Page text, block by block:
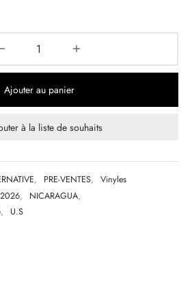
Ajouter au panier
à la liste de souhaits
, PRE-VENTES,
Vinyles
, NICARAGUA,
, U.S